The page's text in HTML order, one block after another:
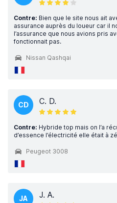
Contre: Bien que le site nous ait
assurance auprès du loueur car il
l’assurance que nous avions pris
fonctionnait pas.
Nissan Qashqai
CD C. D.
Contre: Hybride top mais on l’a
d’essence l’électricité elle était à
Peugeot 3008
JA J. A.